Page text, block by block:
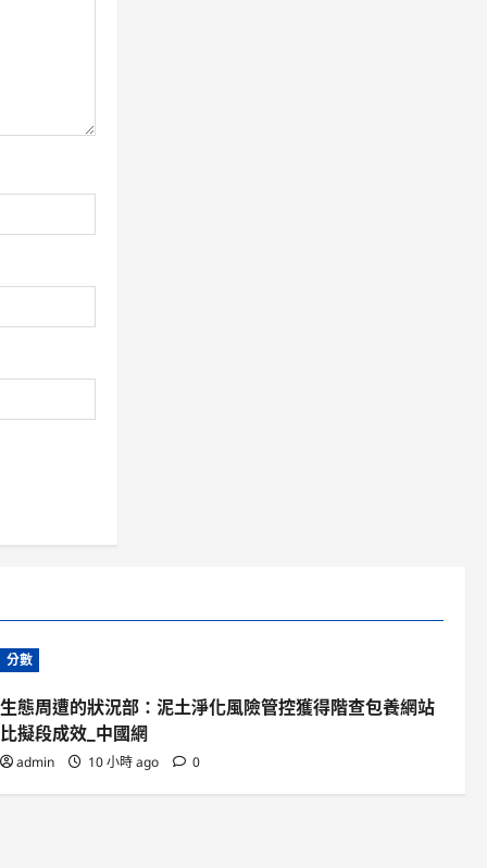
分數
生態周遭的狀況部：泥土淨化風險管控獲得階查包養網站
比擬段成效_中國網
admin 10 小時 ago 0